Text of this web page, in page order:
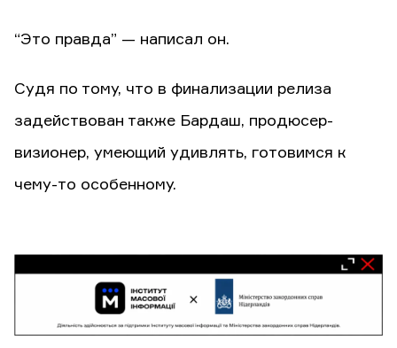
“Это правда” — написал он.
Судя по тому, что в финализации релиза
задействован также Бардаш, продюсер-
визионер, умеющий удивлять, готовимся к
чему-то особенному.